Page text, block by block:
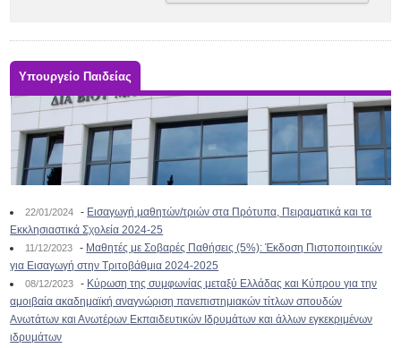
Υπουργείο Παιδείας
22/01/2024 - Εισαγωγή μαθητών/τριών στα Πρότυπα, Πειραματικά και τα
Εκκλησιαστικά Σχολεία 2024-25
11/12/2023 - Μαθητές με Σοβαρές Παθήσεις (5%): Έκδοση Πιστοποιητικών
για Εισαγωγή στην Τριτοβάθμια 2024-2025
08/12/2023 - Κύρωση της συμφωνίας μεταξύ Ελλάδας και Κύπρου για την
αμοιβαία ακαδημαϊκή αναγνώριση πανεπιστημιακών τίτλων σπουδών
Ανωτάτων και Ανωτέρων Εκπαιδευτικών Ιδρυμάτων και άλλων εγκεκριμένων
ιδρυμάτων